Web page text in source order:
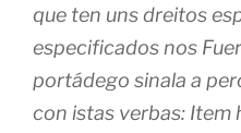
que ten uns dreitos
especificados nos
portádego sinala a
con istas verbas: Item